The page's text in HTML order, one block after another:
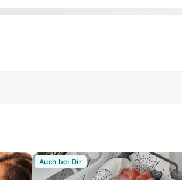
Auch bei Dir